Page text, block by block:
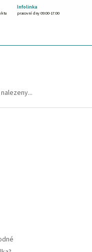
Infolinka
pracovní dny 09:00-17:00